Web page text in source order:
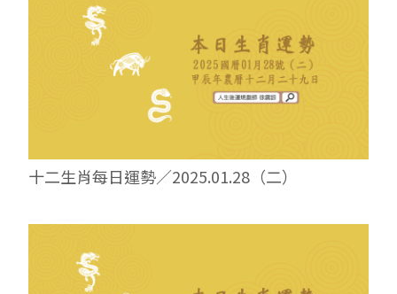
十二生肖每日運勢／2025.01.28（二）